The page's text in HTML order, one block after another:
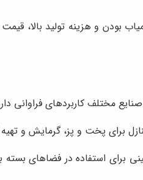
بودن و هزینه تولید بالا،
مختلف کاربردهای فراوانی
برای پخت و پز، گرمایش و
برای استفاده در فضاهای